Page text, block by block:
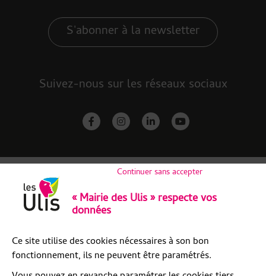
« Mairie des Ulis » respecte vos
données
Ce site utilise des cookies nécessaires à son bon
fonctionnement, ils ne peuvent être paramétrés.
Continuer sans accepter
S'abonner à la newsletter
Suivez-nous sur les réseaux sociaux
facebook-finstagramlinkedin-inyoutube